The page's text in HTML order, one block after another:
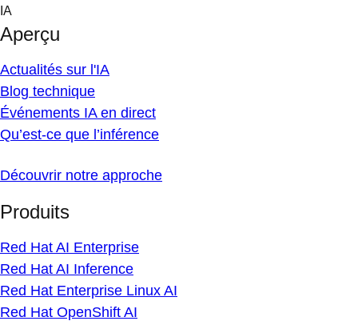
Skip
content
IA
Aperçu
Actualités sur l'IA
Blog technique
Événements IA en direct
Qu’est-ce que l’inférence
Découvrir notre approche
Produits
Red Hat AI Enterprise
Red Hat AI Inference
Red Hat Enterprise Linux AI
Red Hat OpenShift AI